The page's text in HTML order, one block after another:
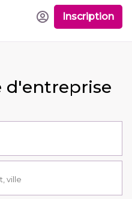
Inscription
d'entreprise